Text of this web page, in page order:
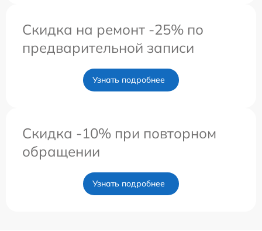
Скидка на ремонт -25% по
предварительной записи
Узнать подробнее
Скидка -10% при повторном
обращении
Узнать подробнее